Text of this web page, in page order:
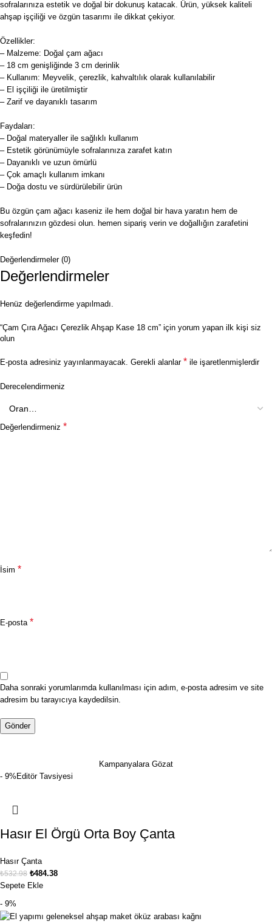
sofralarınıza estetik ve doğal bir dokunuş katacak. Ürün, yüksek kaliteli
ahşap işçiliği ve özgün tasarımı ile dikkat çekiyor.
Özellikler:
– Malzeme: Doğal çam ağacı
– 18 cm genişliğinde 3 cm derinlik
– Kullanım: Meyvelik, çerezlik, kahvaltılık olarak kullanılabilir
– El işçiliği ile üretilmiştir
– Zarif ve dayanıklı tasarım
Faydaları:
– Doğal materyaller ile sağlıklı kullanım
– Estetik görünümüyle sofralarınıza zarafet katın
– Dayanıklı ve uzun ömürlü
– Çok amaçlı kullanım imkanı
– Doğa dostu ve sürdürülebilir ürün
Bu özgün çam ağacı kaseniz ile hem doğal bir hava yaratın hem de
sofralarınızın gözdesi olun. hemen sipariş verin ve doğallığın zarafetini
keşfedin!
Değerlendirmeler (0)
Değerlendirmeler
Henüz değerlendirme yapılmadı.
“Çam Çıra Ağacı Çerezlik Ahşap Kase 18 cm” için yorum yapan ilk kişi siz
olun
E-posta adresiniz yayınlanmayacak. Gerekli alanlar * ile işaretlenmişlerdir
Derecelendirmeniz
Değerlendirmeniz *
İsim *
E-posta *
Daha sonraki yorumlarımda kullanılması için adım, e-posta adresim ve site
adresim bu tarayıcıya kaydedilsin.
Kampanyalara Gözat
- 9% Editör Tavsiyesi
Hasır El Örgü Orta Boy Çanta
Hasır Çanta
₺532.98 ₺484.38
Sepete Ekle
- 9%